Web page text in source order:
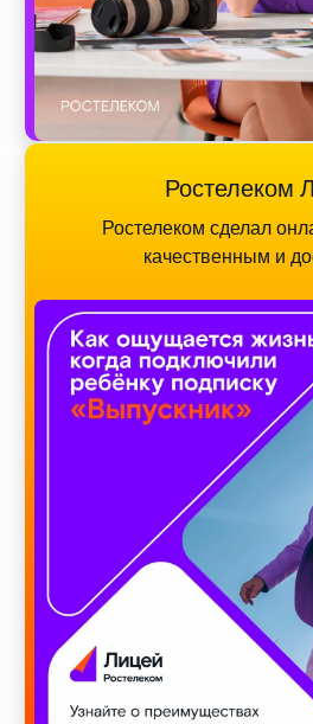
Ростелеком
Ростелеком сделал
качественным и